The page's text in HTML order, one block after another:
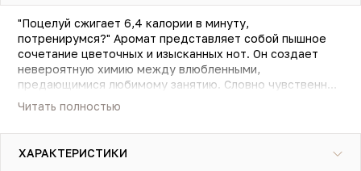
"Поцелуй сжигает 6,4 калории в минуту,
потренирумся?" Аромат представляет собой пышное
сочетание цветочных и изысканных нот. Он создает
невероятную химию между влюбленными,
предающимися любимому занятию. Словно чувственный
поцелуй, аромат раскрывается, заставляя вас
переживать все более сильные эмоции». Килиан
Хеннесси. Вставайте с дивана (впрочем, лучше
ароматом Kilian, который не даст вам сказать ни слова."
Читать полностью
ХАРАКТЕРИСТИКИ